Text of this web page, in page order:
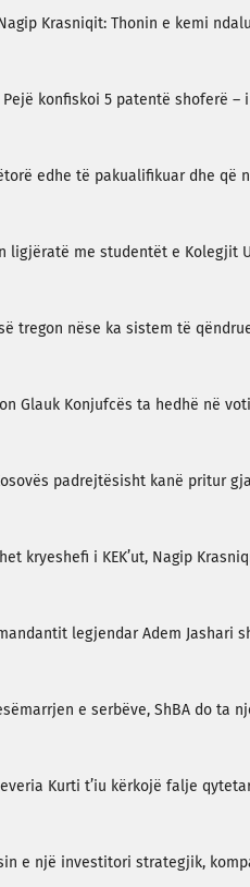
Krasniqit: Thonin e kemi
konfiskoi 5 patentë shoferë –
edhe të pakualifikuar dhe që
ligjëratë me studentët e Kolegjit
tregon nëse ka sistem të
Glauk Konjufcës ta hedhë në
padrejtësisht kanë pritur
kryeshefi i KEK’ut, Nagip
legjendar Adem
e serbëve, ShBA do ta
Kurti t’iu kërkojë falje
e një investitori strategjik,